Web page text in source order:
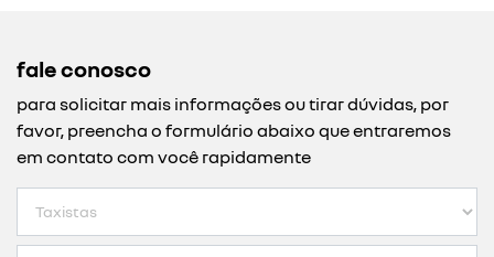
fale conosco
para solicitar mais informações ou tirar dúvidas, por
favor, preencha o formulário abaixo que entraremos
em contato com você rapidamente